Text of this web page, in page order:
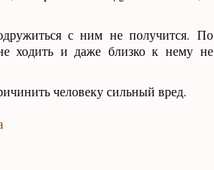
с ним не получится. По
ходить и даже близко к нему не
человеку сильный вред.